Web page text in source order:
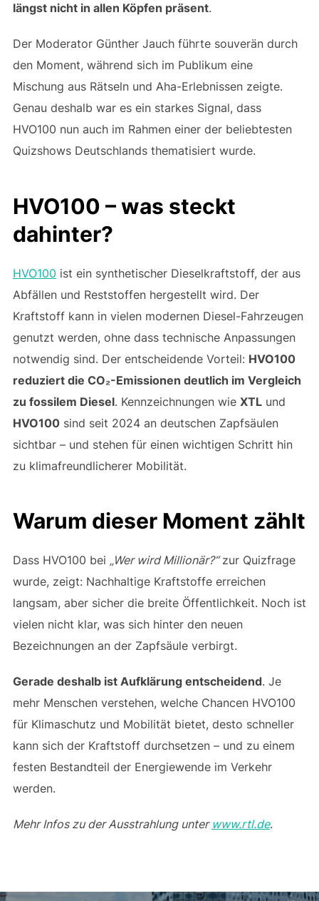
längst nicht in allen Köpfen präsent.
Der Moderator Günther Jauch führte souverän durch
den Moment, während sich im Publikum eine
Mischung aus Rätseln und Aha-Erlebnissen zeigte.
Genau deshalb war es ein starkes Signal, dass
HVO100 nun auch im Rahmen einer der beliebtesten
Quizshows Deutschlands thematisiert wurde.
HVO100 – was steckt
dahinter?
HVO100 ist ein synthetischer Dieselkraftstoff, der aus
Abfällen und Reststoffen hergestellt wird. Der
Kraftstoff kann in vielen modernen Diesel-Fahrzeugen
genutzt werden, ohne dass technische Anpassungen
notwendig sind. Der entscheidende Vorteil: HVO100
reduziert die CO₂-Emissionen deutlich im Vergleich
zu fossilem Diesel. Kennzeichnungen wie XTLund
HVO100sind seit 2024 an deutschen Zapfsäulen
sichtbar – und stehen für einen wichtigen Schritt hin
zu klimafreundlicherer Mobilität.
Warum dieser Moment zählt
Dass HVO100 bei „Wer wird Millionär?“zur Quizfrage
wurde, zeigt: Nachhaltige Kraftstoffe erreichen
langsam, aber sicher die breite Öffentlichkeit. Noch ist
vielen nicht klar, was sich hinter den neuen
Bezeichnungen an der Zapfsäule verbirgt.
Gerade deshalb ist Aufklärung entscheidend. Je
mehr Menschen verstehen, welche Chancen HVO100
für Klimaschutz und Mobilität bietet, desto schneller
kann sich der Kraftstoff durchsetzen – und zu einem
festen Bestandteil der Energiewende im Verkehr
werden.
Mehr Infos zu der Ausstrahlung unter www.rtl.de.